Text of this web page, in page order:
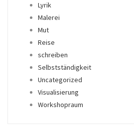
Lyrik
Malerei
Mut
Reise
schreiben
Selbstständigkeit
Uncategorized
Visualisierung
Workshopraum